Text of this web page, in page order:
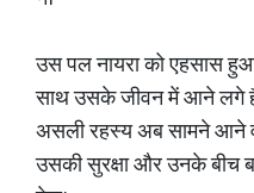
उस पल नायरा को एहसास
साथ उसके जीवन में आने लगे
असली रहस्य अब सामने आने
उसकी सुरक्षा और उनके बीच